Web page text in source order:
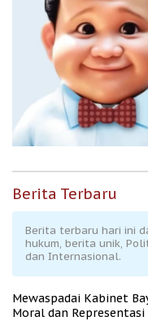
Berita Terbaru
Berita terbaru hari ini
hukum, berita unik,
dan Internasional.
Mewaspadai Kabinet
Moral dan Representasi